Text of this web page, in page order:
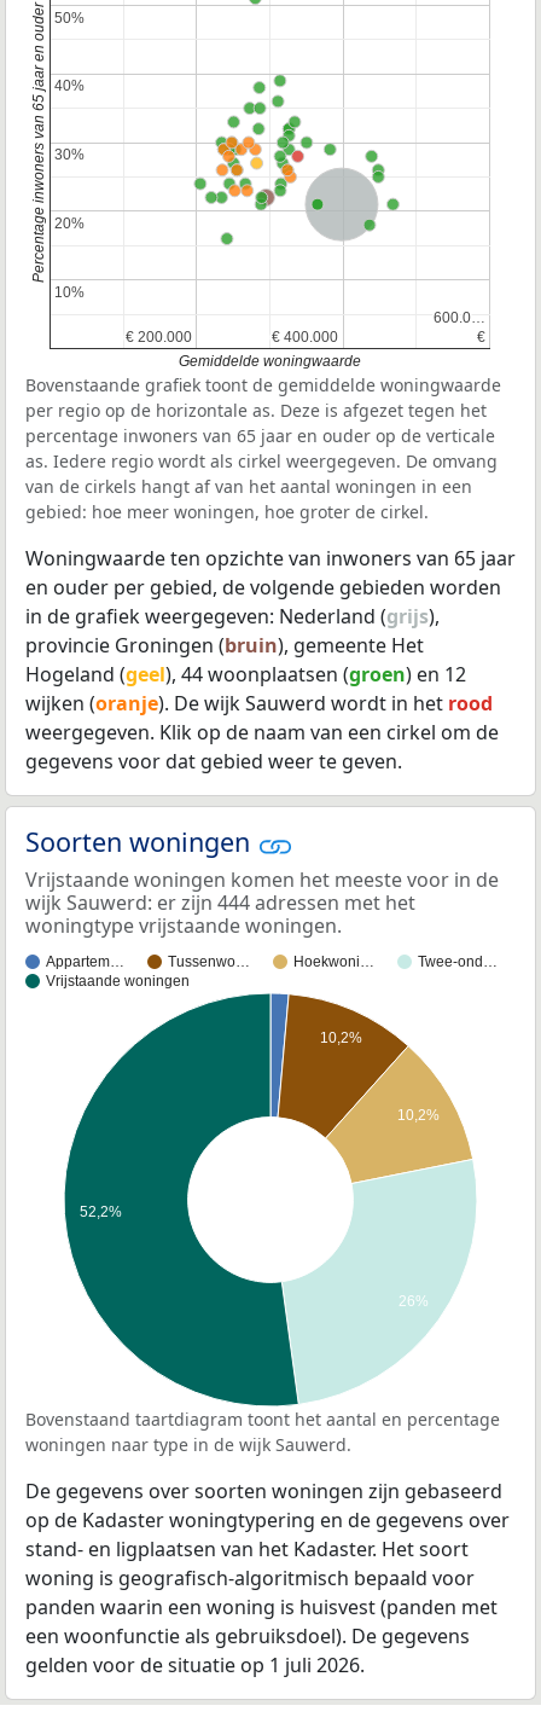
Nederland
€ 200.000
€ 200.000 € 400.000
€ 400.000 €
€
600.0…
600.0…
10%
10%
20%
20%
30%
30%
40%
40%
50%
50%
Gemiddelde woningwaarde
Percentage inwoners van 65 jaar en ouder
Bovenstaande grafiek toont de gemiddelde woningwaarde
per regio op de horizontale as. Deze is afgezet tegen het
percentage inwoners van 65 jaar en ouder op de verticale
as. Iedere regio wordt als cirkel weergegeven. De omvang
van de cirkels hangt af van het aantal woningen in een
gebied: hoe meer woningen, hoe groter de cirkel.
Woningwaarde ten opzichte van inwoners van 65 jaar
en ouder per gebied, de volgende gebieden worden
in de grafiek weergegeven: Nederland (grijs),
provincie Groningen (bruin), gemeente Het
Hogeland (geel), 44 woonplaatsen (groen) en 12
wijken (oranje). De wijk Sauwerd wordt in het rood
weergegeven. Klik op de naam van een cirkel om de
gegevens voor dat gebied weer te geven.
Soorten woningen
Vrijstaande woningen komen het meeste voor in de
wijk Sauwerd: er zijn 444 adressen met het
woningtype vrijstaande woningen.
Appartem… Tussenwo… Hoekwoni…
Twee-ond…
Vrijstaande woningen
10,2%
10,2%
26%
52,2%
Bovenstaand taartdiagram toont het aantal en percentage
woningen naar type in de wijk Sauwerd.
De gegevens over soorten woningen zijn gebaseerd
op de Kadaster woningtypering en de gegevens over
stand- en ligplaatsen van het Kadaster. Het soort
woning is geografisch-algoritmisch bepaald voor
panden waarin een woning is huisvest (panden met
een woonfunctie als gebruiksdoel). De gegevens
gelden voor de situatie op 1 juli 2026.